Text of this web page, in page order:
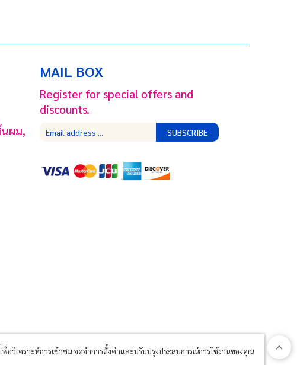
ผม,
MAIL BOX
Register for special offers and
discounts.
SUBSCRIBE
พื่อวิเคราะห์การเข้าชม จดจำการตั้งค่าและปรับปรุงประสบการณ์การใช้งานของคุณ